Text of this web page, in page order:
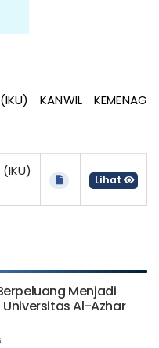
KANWIL KEMENAG
Lihat
Menjadi
Al-Azhar